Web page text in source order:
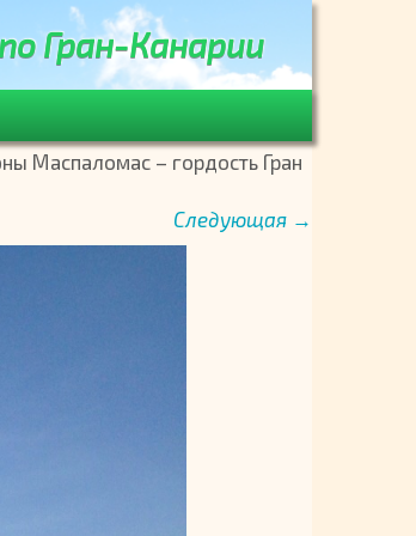
Гран-Канарии
Маспаломас – гордость Гран
Следующая →